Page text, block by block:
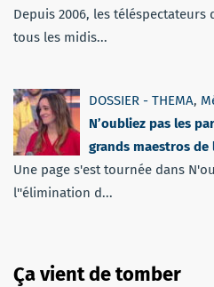
Depuis 2006, les téléspectateurs
tous les midis...
DOSSIER - THEMA,
N’oubliez pas les
grands maestros de
Une page s'est tournée dans
l''élimination d...
Ça vient de tomber